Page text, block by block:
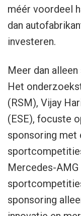
méér voordeel
dan
investeren.
Meer dan
Het
(RSM), Vijay
(ESE), focuste
sponsoring met
Mercedes-
sponsoring